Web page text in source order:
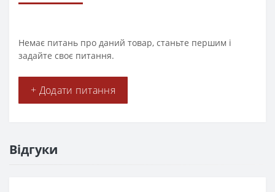
Немає питань про даний товар, станьте першим і
задайте своє питання.
+ Додати питання
Відгуки